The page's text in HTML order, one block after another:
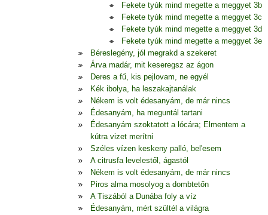
Fekete tyúk mind megette a meggyet 3b
Fekete tyúk mind megette a meggyet 3c
Fekete tyúk mind megette a meggyet 3d
Fekete tyúk mind megette a meggyet 3e
Béreslegény, jól megrakd a szekeret
Árva madár, mit keseregsz az ágon
Deres a fű, kis pejlovam, ne egyél
Kék ibolya, ha leszakajtanálak
Nékem is volt édesanyám, de már nincs
Édesanyám, ha meguntál tartani
Édesanyám szoktatott a lócára; Elmentem a
kútra vizet merítni
Széles vízen keskeny palló, bel'esem
A citrusfa levelestől, ágastól
Nékem is volt édesanyám, de már nincs
Piros alma mosolyog a dombtetőn
A Tiszából a Dunába foly a víz
Édesanyám, mért szültél a világra